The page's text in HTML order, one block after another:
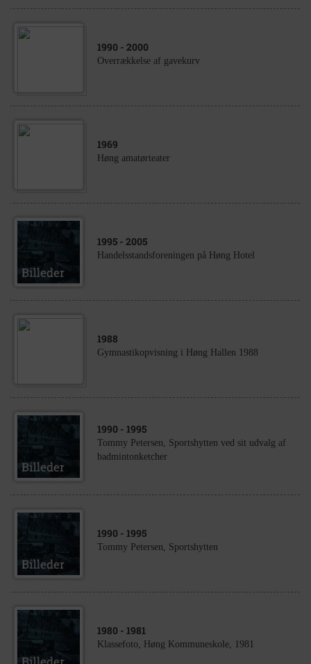
1990 - 2000
Overrækkelse af gavekurv
1969
Høng amatørteater
1995 - 2005
Handelsstandsforeningen på Høng Hotel
1988
Gymnastikopvisning i Høng Hallen 1988
1990 - 1995
Tommy Petersen, Sportshytten ved sit udvalg af
badmintonketcher
1990 - 1995
Tommy Petersen, Sportshytten
1980 - 1981
Klassefoto, Høng Kommuneskole, 1981